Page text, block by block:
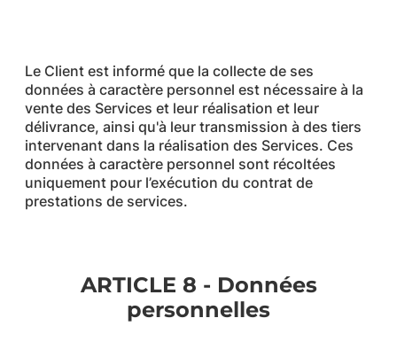
Le Client est informé que la collecte de ses
données à caractère personnel est nécessaire à la
vente des Services et leur réalisation et leur
délivrance, ainsi qu'à leur transmission à des tiers
intervenant dans la réalisation des Services. Ces
données à caractère personnel sont récoltées
uniquement pour l’exécution du contrat de
prestations de services.
ARTICLE 8 - Données
personnelles